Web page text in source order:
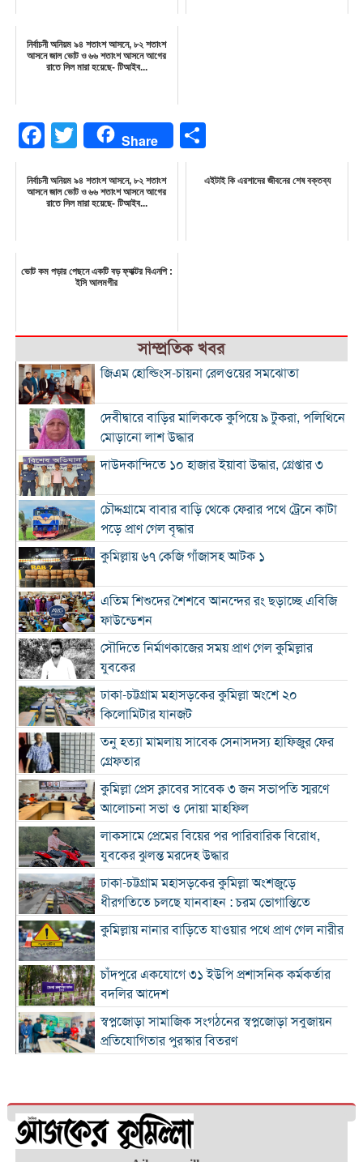
নির্বাচনী অনিয়ম ৯৪ শতাংশ আসনে, ৮২ শতাংশ
আসনে জাল ভোট ও ৬৬ শতাংশ আসনে আগের
রাতে সিল মারা হয়েছে- টিআইব...
Facebook
Twitter Share
নির্বাচনী অনিয়ম ৯৪ শতাংশ আসনে, ৮২ শতাংশ
আসনে জাল ভোট ও ৬৬ শতাংশ আসনে আগের
রাতে সিল মারা হয়েছে- টিআইব...
এইটাই কি এরশাদের জীবনের শেষ বক্তব্য
ভোট কম পড়ার পেছনে একটি বড় ফ্যাক্টর বিএনপি :
ইসি আলমগীর
সাম্প্রতিক খবর
জিএম হোল্ডিংস-চায়না রেলওয়ের সমঝোতা
দেবীদ্বারে বাড়ির মালিককে কুপিয়ে ৯ টুকরা, পলিথিনে
মোড়ানো লাশ উদ্ধার
দাউদকান্দিতে ১০ হাজার ইয়াবা উদ্ধার, গ্রেপ্তার ৩
চৌদ্দগ্রামে বাবার বাড়ি থেকে ফেরার পথে ট্রেনে কাটা
পড়ে প্রাণ গেল বৃদ্ধার
কুমিল্লায় ৬৭ কেজি গাঁজাসহ আটক ১
এতিম শিশুদের শৈশবে আনন্দের রং ছড়াচ্ছে এবিজি
ফাউন্ডেশন
সৌদিতে নির্মাণকাজের সময় প্রাণ গেল কুমিল্লার
যুবকের
ঢাকা-চট্টগ্রাম মহাসড়কের কুমিল্লা অংশে ২০
কিলোমিটার যানজট
তনু হত্যা মামলায় সাবেক সেনাসদস্য হাফিজুর ফের
গ্রেফতার
কুমিল্লা প্রেস ক্লাবের সাবেক ৩ জন সভাপতি স্মরণে
আলোচনা সভা ও দোয়া মাহফিল
লাকসামে প্রেমের বিয়ের পর পারিবারিক বিরোধ,
যুবকের ঝুলন্ত মরদেহ উদ্ধার
ঢাকা-চট্টগ্রাম মহাসড়কের কুমিল্লা অংশজুড়ে
ধীরগতিতে চলছে যানবাহন : চরম ভোগান্তিতে
কুমিল্লায় নানার বাড়িতে যাওয়ার পথে প্রাণ গেল নারীর
চাঁদপুরে একযোগে ৩১ ইউপি প্রশাসনিক কর্মকর্তার
বদলির আদেশ
স্বপ্নজোড়া সামাজিক সংগঠনের স্বপ্নজোড়া সবুজায়ন
প্রতিযোগিতার পুরস্কার বিতরণ
কুমিল্লা ও ব্রাহ্মণবাড়িয়া সীমান্তে বিজিবির অভিযানে
২৬ লাখ টাকার ভারতীয় পণ্যসহ আটক ৩